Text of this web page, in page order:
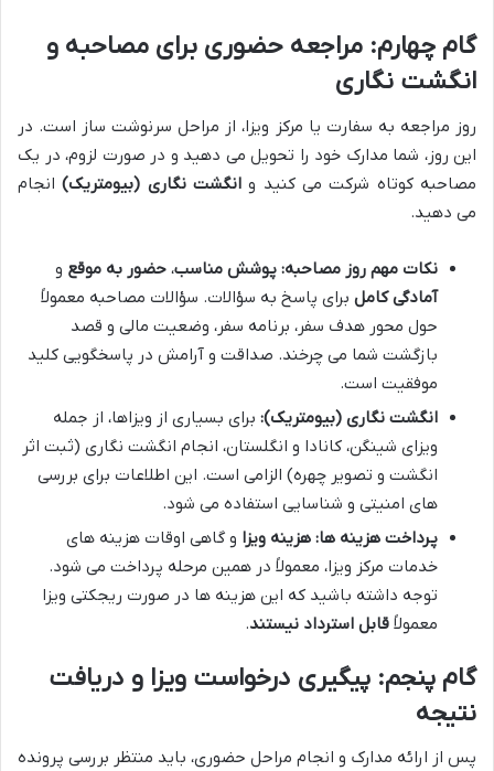
گام چهارم: مراجعه حضوری برای مصاحبه و
انگشت نگاری
روز مراجعه به سفارت یا مرکز ویزا، از مراحل سرنوشت ساز است. در
این روز، شما مدارک خود را تحویل می دهید و در صورت لزوم، در یک
مصاحبه کوتاه شرکت می کنید و انگشت نگاری (بیومتریک)انجام
می دهید.
نکات مهم روز مصاحبه: پوشش مناسب، حضور به موقع و
آمادگی کامل برای پاسخ به سؤالات. سؤالات مصاحبه معمولاً
حول محور هدف سفر، برنامه سفر، وضعیت مالی و قصد
بازگشت شما می چرخند. صداقت و آرامش در پاسخگویی کلید
موفقیت است.
انگشت نگاری (بیومتریک): برای بسیاری از ویزاها، از جمله
ویزای شینگن، کانادا و انگلستان، انجام انگشت نگاری (ثبت اثر
انگشت و تصویر چهره) الزامی است. این اطلاعات برای بررسی
های امنیتی و شناسایی استفاده می شود.
پرداخت هزینه ها: هزینه ویزا و گاهی اوقات هزینه های
خدمات مرکز ویزا، معمولاً در همین مرحله پرداخت می شود.
توجه داشته باشید که این هزینه ها در صورت ریجکتی ویزا
معمولاً قابل استرداد نیستند.
گام پنجم: پیگیری درخواست ویزا و دریافت
نتیجه
پس از ارائه مدارک و انجام مراحل حضوری، باید منتظر بررسی پرونده